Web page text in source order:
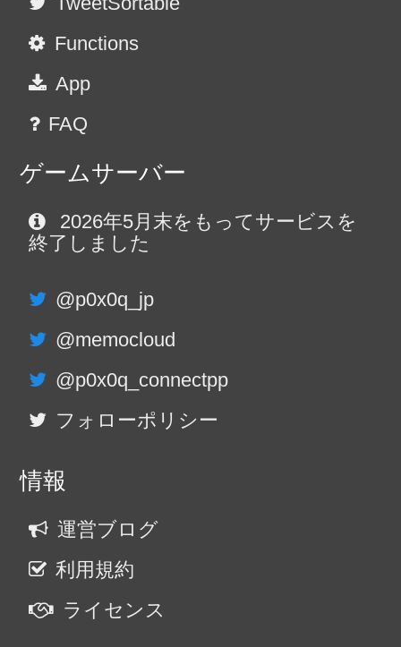
Functions
App
FAQ
ゲームサーバー
2026年5月末をもってサービスを
終了しました
@p0x0q_jp
@memocloud
@p0x0q_connectpp
フォローポリシー
情報
運営ブログ
利用規約
ライセンス